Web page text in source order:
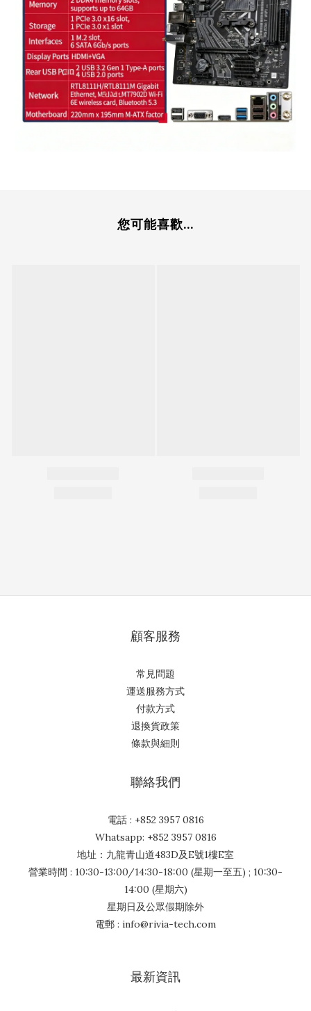
您可能喜歡...
顧客服務
常見問題
運送服務方式
付款方式
退換貨政策
條款與細則
聯絡我們
電話 : +852 3957 0816
Whatsapp: +852 3957 0816
地址：九龍青山道483D及E號1樓E室
營業時間 : 10:30-13:00/14:30-18:00 (星期一至五) ; 10:30-
14:00 (星期六)
星期日及公眾假期除外
電郵 : info@rivia-tech.com
最新資訊